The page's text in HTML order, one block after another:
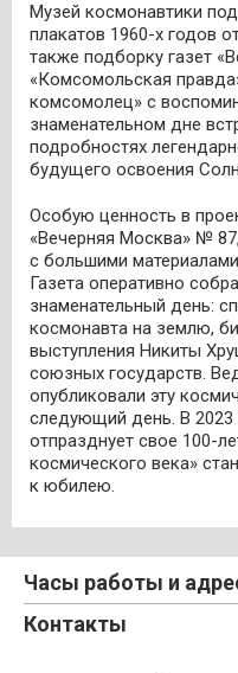
Музей космонавтики
плакатов 1960-х годов
также подборку газет
«Комсомольская
комсомолец» с
знаменательном дне
подробностях
будущего освоения
Особую ценность в
«Вечерняя Москва» №
с большими
Газета оперативно
знаменательный день:
космонавта на землю,
выступления Никиты
союзных государств.
опубликовали эту
следующий день. В 2023
отпразднует свое 100-
космического века»
к юбилею.
Часы работы и
Контакты